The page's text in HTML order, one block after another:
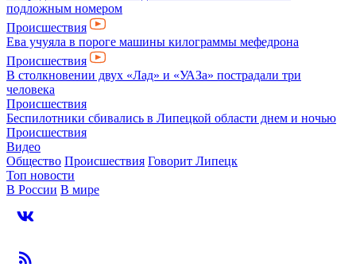
подложным номером
Происшествия
Ева учуяла в пороге машины килограммы мефедрона
Происшествия
В столкновении двух «Лад» и «УАЗа» пострадали три
человека
Происшествия
Беспилотники сбивались в Липецкой области днем и ночью
Происшествия
Видео
Общество Происшествия Говорит Липецк
Топ новости
В России В мире